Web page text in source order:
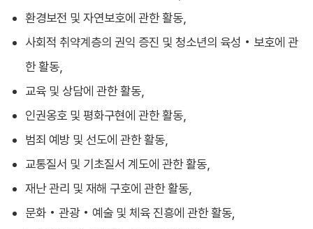
환경보전 및 자연보호에 관한 활동，
사회적 취약계층의 권익 증진 및 청소년의 육성 • 보호에 관
한 활동，
교육 및 상담에 관한 활동，
인권옹호 및 평화구현에 관한 활동，
범죄 예방 및 선도에 관한 활동，
교통질서 및 기초질서 계도에 관한 활동，
재난 관리 및 재해 구호에 관한 활동，
문화 • 관광 • 예술 및 체육 진흥에 관한 활동,